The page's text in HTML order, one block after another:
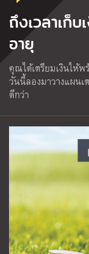
ถึงเวลาเก็
อายุ
คุณได้เตรียมเงินให้
วันนี้ลองมาวางแผน
ดีกว่า